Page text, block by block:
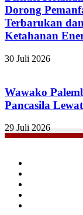
Dorong
Terbarukan
Ketahanan
30 Juli 2026
Wawako
Pancasila
29 Juli 2026